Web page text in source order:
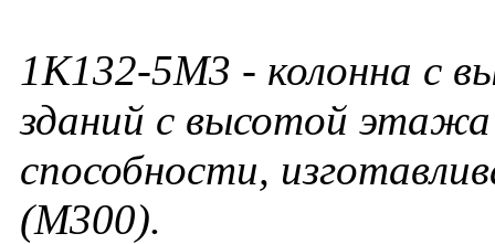
1К132-5М3 - колонна с
зданий с высотой
способности,
(М300).